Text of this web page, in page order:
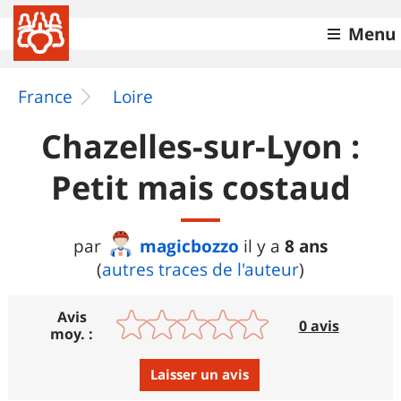
Menu
France Loire
Chazelles-sur-Lyon :
Petit mais costaud
par magicbozzo il y a 8 ans
(autres traces de l'auteur)
Avis
moy. :
0 avis
Laisser un avis